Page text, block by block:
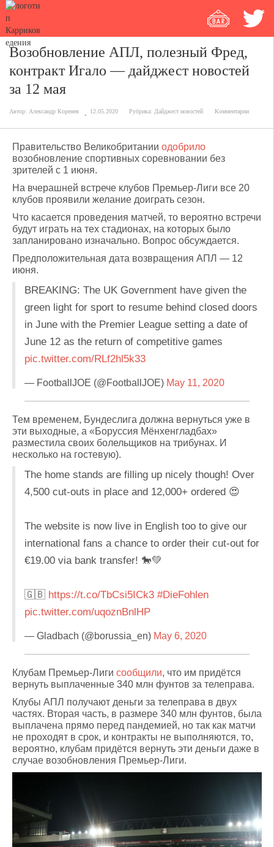
Возобновление АПЛ, полезный Фред,
контракт Игало — дайджест новостей
за 12 мая
Автор: Александр Коренев 12.05.2020 Рубрика: Дайджест новостей Комментарии
Правительство Великобритании одобрило
возобновление спортивных соревновании без
зрителей с 1 июня.
На вчерашней встрече клубов Премьер-Лиги все 20
клубов проявили желание доиграть сезон.
Что касается проведения матчей, то вероятно встречи
будут играть на тех стадионах, на которых было
запланировано изначально. Вопрос обсуждается.
Предположительная дата возвращения АПЛ — 12
июня.
BREAKING: The UK Government have given the
green light for sport to resume behind closed doors
in June with the Premier League setting a date of
June 12 as the return of competitive games
pic.twitter.com/RLf2hl5k33
— FootballJOE (@FootballJOE) May 11, 2020
Тем временем, Бундеслига должна вернуться уже в
эти выходные, а «Боруссия Мёнхенгладбах»
разместила своих болельщиков на трибунах. И
несколько на гостевую).
The home stands are filling up nicely though! Over
4,500 cut-outs in place and 12,000+ ordered 😍
The website is now live in English too to give our
international fans a chance to order their cut-out for
€19.00 via bank transfer! 🐎💚
🇬🇧 https://t.co/TbCsi5ICk3 #DieFohlen
pic.twitter.com/uqoznBnlHP
— Gladbach (@borussia_en) May 6, 2020
Клубам Премьер-Лиги сообщили, что им придётся
вернуть выплаченные 340 млн фунтов за телеправа.
Клубы АПЛ получают деньги за телеправа в двух
частях. Вторая часть, в размере 340 млн фунтов, была
выплачена прямо перед пандемией, но так как матчи
не проходят в срок, и контракты не выполняются, то,
вероятно, клубам придётся вернуть эти деньги даже в
случае возобновления Премьер-Лиги.